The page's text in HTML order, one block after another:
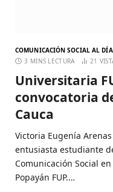
COMUNICACIÓN SOCIAL AL DÍA
3 MINS LECTURA
21
Universitaria
convocatoria
Cauca
Victoria Eugenía
entusiasta estudiante
Comunicación Social
Popayán FUP.…